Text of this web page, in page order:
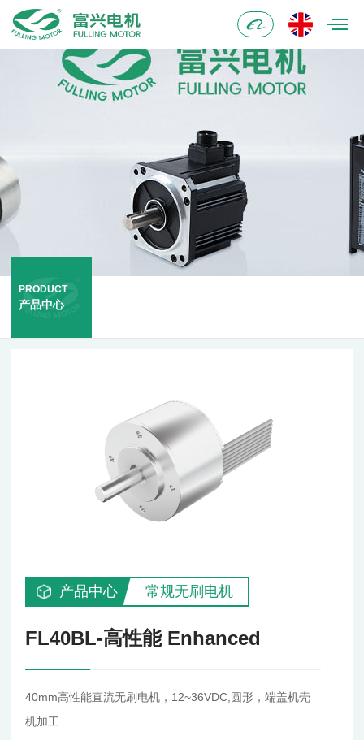
阿
里
巴
PRODUCT
产品中心
产品中心 常规无刷电机
FL40BL-高性能 Enhanced
40mm高性能直流无刷电机，12~36VDC,圆形，端盖机壳
机加工